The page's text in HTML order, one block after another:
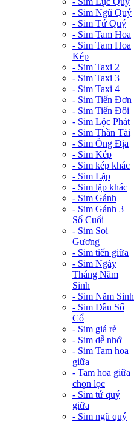
- Sim Ngũ Quý
- Sim Tứ Quý
- Sim Tam Hoa
- Sim Tam Hoa
Kép
- Sim Taxi 2
- Sim Taxi 3
- Sim Taxi 4
- Sim Tiến Đơn
- Sim Tiến Đôi
- Sim Lộc Phát
- Sim Thần Tài
- Sim Ông Địa
- Sim Kép
- Sim kép khác
- Sim Lặp
- Sim lặp khác
- Sim Gánh
- Sim Gánh 3
Số Cuối
- Sim Soi
Gương
- Sim tiến giữa
- Sim Ngày
Tháng Năm
Sinh
- Sim Năm Sinh
- Sim Đầu Số
Cổ
- Sim giá rẻ
- Sim dễ nhớ
- Sim Tam hoa
giữa
- Tam hoa giữa
chọn lọc
- Sim tứ quý
giữa
- Sim ngũ quý